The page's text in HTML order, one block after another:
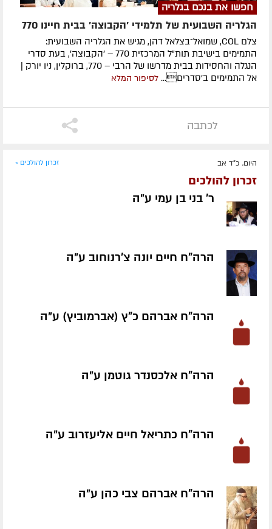
חפשו את בנכם בגלריה
הגלריה השבועית של תלמידי 'הקבוצה' בבית חיינו 770
צלם COL, שמואל־בצלאל דהן, מגיש את הגלריה השבועית:
התמימים בישיבת תות"ל המרכזית 770 – 'הקבוצה', בעת סדרי
הנגלה והחסידות בבית מדרשו של הרבי – 770, ברוקלין, ניו יורק |
אל התמימים ב'סדרים... לסיפור המלא
לכתבה
היום, כ"ד אב זכרון להולכים »
זכרון להולכים
ר' בני בן עמי ע״ה
הרה"ח חיים יונה צ'רנוחוב ע״ה
הרה"ח אברהם כ"ץ (אברמוביץ) ע״ה
הרה"ח אלכסנדר גוטמן ע״ה
הרה"ח כתריאל חיים אליעזרוב ע״ה
הרה"ח אברהם צבי כהן ע״ה